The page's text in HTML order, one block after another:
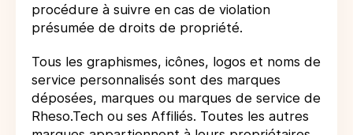
procédure à suivre en cas de violation
présumée de droits de propriété.
Tous les graphismes, icônes, logos et noms de
service personnalisés sont des marques
déposées, marques ou marques de service de
Rheso.Tech ou ses Affiliés. Toutes les autres